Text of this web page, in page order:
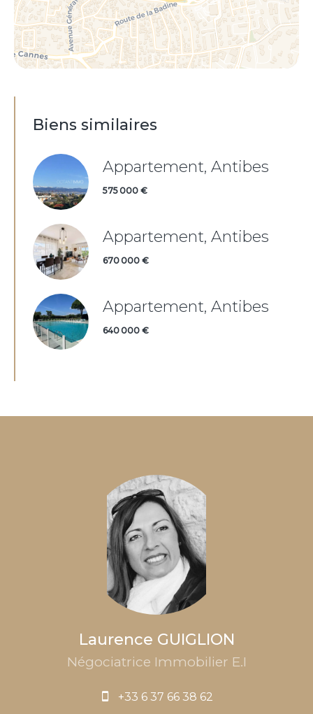
Biens similaires
Appartement, Antibes
575 000 €
Appartement, Antibes
670 000 €
Appartement, Antibes
640 000 €
Laurence GUIGLION
Négociatrice Immobilier E.I
+33 6 37 66 38 62